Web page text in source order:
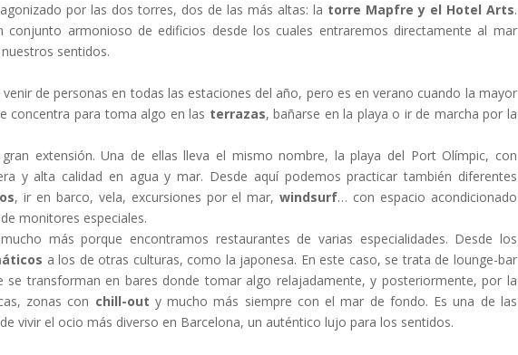
por las dos torres, dos de las más altas: la torre Mapfre y el Hotel Arts.
conjunto armonioso de edificios desde los cuales entraremos directamente al mar
sentidos.
venir de personas en todas las estaciones del año, pero es en verano cuando la mayor
concentra para toma algo en las terrazas, bañarse en la playa o ir de marcha por la
extensión. Una de ellas lleva el mismo nombre, la playa del Port Olímpic, con
y alta calidad en agua y mar. Desde aquí podemos practicar también diferentes
, ir en barco, vela, excursiones por el mar, windsurf… con espacio acondicionado
monitores especiales.
más porque encontramos restaurantes de varias especialidades. Desde los
a los de otras culturas, como la japonesa. En este caso, se trata de lounge-bar
se transforman en bares donde tomar algo relajadamente, y posteriormente, por la
zonas con chill-out y mucho más siempre con el mar de fondo. Es una de las
vivir el ocio más diverso en Barcelona, un auténtico lujo para los sentidos.